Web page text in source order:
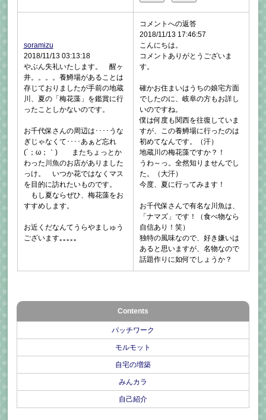
soramizu
2018/11/13 03:13:18
やぶん失礼いたします。 醒ヶ
井。。。。養鱒場があることは
存じておりましたが手前の地蔵
川、夏の「梅花藻」を鑑賞に行
ったことしかないのです。
お千代保さんの周辺は････うな
ぎじゃなくて････あぁど忘れ
(´；ω；｀) またちょっとか
わった川魚のお店がありました
っけ。 いつか花ではなくマス
を目的に訪れたいものです。
もし夏ならぜひ、梅花藻をお
すすめします。
お近くだなんてうらやましゅう
ございます｡｡｡｡｡
コメントへの返答
2018/11/13 17:46:57
こんにちは。
コメントありがとうございま
す。
確かお住まいはうちの娘宅方面
でしたのに、岐阜の方もお詳し
いのですね。
僕は何度も関西を往復していま
すが、この養鱒場に行ったのは
初めてなんです。（汗）
地蔵川の梅花藻ですか？！
うわ～っ。全然知りませんでし
た。（大汗）
今度、夏に行ってみます！
お千代保さんで有名な川魚は、
「ナマズ」です！（食べ物なら
自信あり！笑）
独特の風味なので、好き嫌いは
あると思いますが、名物なので
話題作りに如何でしょうか？
Contents
パッチワーク
モルモット
自宅の増築
みんカラ
自己紹介